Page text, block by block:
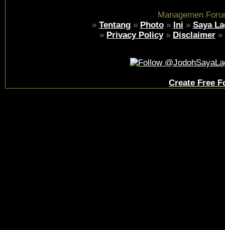
Managemen
» Tentang» Photo» Ini » Saya
» Privacy Policy» Disclaimer »
Create Free